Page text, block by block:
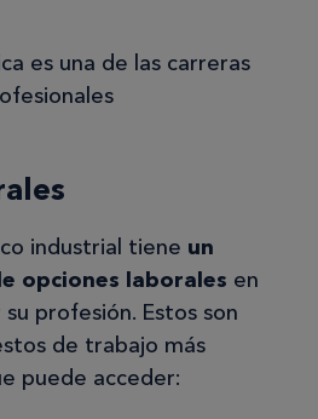
es una de las carreras
industrial tiene un
opciones laborales en
profesión. Estos son
de trabajo más
puede acceder: